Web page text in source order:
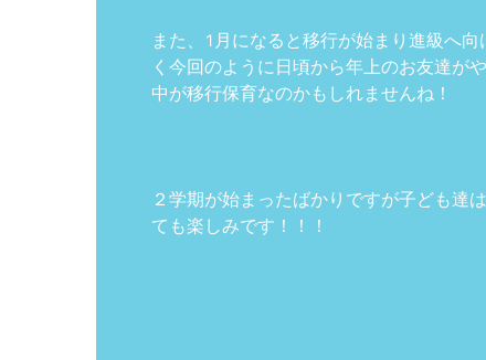
また、1月になると移行が始まり進級へ
く今回のように日頃から年上のお友達が
中が移行保育なのかもしれませんね！
２学期が始まったばかりですが子ども達
ても楽しみです！！！